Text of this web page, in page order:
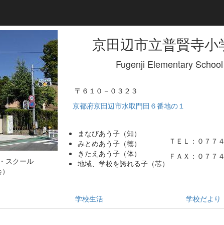
スクール
京田辺市立普賢寺小
Fugenji Elementary School
〒６１０－０３２３
京都府京田辺市水取門田６番地の１
まなびあう子（知）
みとめあう子（徳）
きたえあう子（体）
地域、学校を誇れる子（芯）
ＴＥＬ：０７７
ＦＡＸ：０７７
学校生活 学校だより